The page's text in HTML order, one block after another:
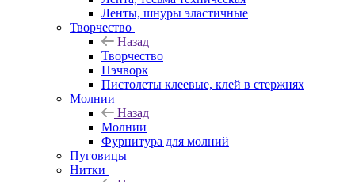
Ленты, шнуры эластичные
Творчество
Назад
Творчество
Пэчворк
Пистолеты клеевые, клей в стержнях
Молнии
Назад
Молнии
Фурнитура для молний
Пуговицы
Нитки